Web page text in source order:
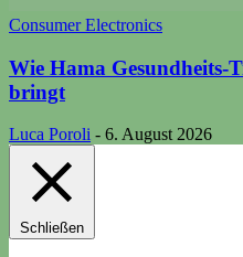
Consumer Electronics
Wie Hama Gesundheits-
bringt
Luca Poroli - 6. August 2026
Schließen